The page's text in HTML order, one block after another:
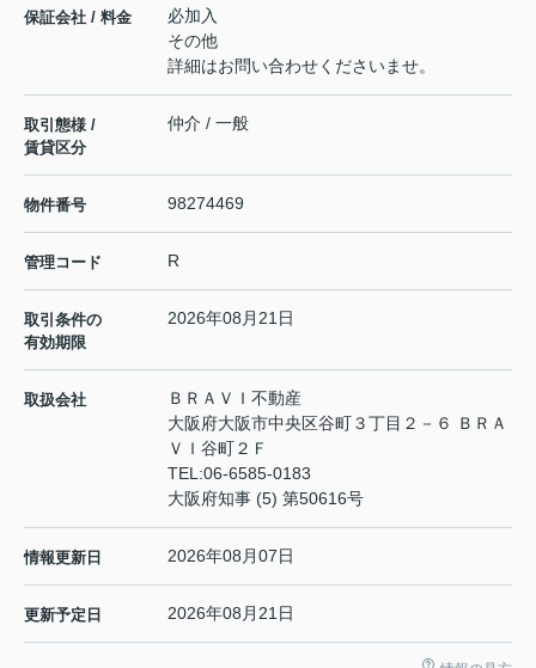
保証会社 / 料金
必加入
その他
詳細はお問い合わせくださいませ。
取引態様 /
賃貸区分
仲介 / 一般
物件番号 98274469
管理コード R
取引条件の
有効期限
2026年08月21日
取扱会社
ＢＲＡＶＩ不動産
大阪府大阪市中央区谷町３丁目２－６ ＢＲＡ
ＶＩ谷町２Ｆ
TEL:06-6585-0183
大阪府知事 (5) 第50616号
情報更新日 2026年08月07日
更新予定日 2026年08月21日